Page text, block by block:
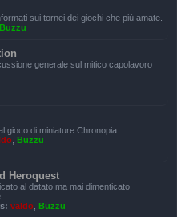
sui tornei dei giochi che più amate.
Buzzu
generale sul mitico capolavoro
gioco di miniature Chronopia
Buzzu
Heroquest
al datato ma mai dimenticato
valdo Buzzu